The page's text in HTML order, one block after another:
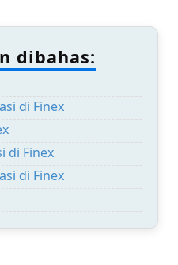
dibahas:
di Finex
di Finex
di Finex